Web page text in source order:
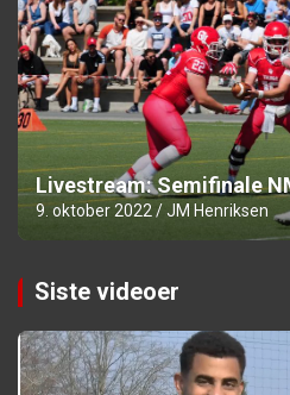
Livestream: Semifinale
9. oktober 2022 JM Henriksen
Siste videoer